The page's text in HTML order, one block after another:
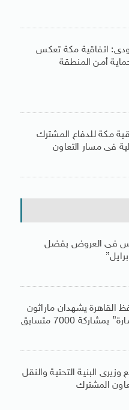
اتفاقية مكة تعكس
أمن المنطقة
مكة للدفاع المشترك
فى مسار التعاون
فى العروض بفضل
القاهرة يشهدان ماراثون
7000 متسابق
البنية التحتية والنقل
المشترك